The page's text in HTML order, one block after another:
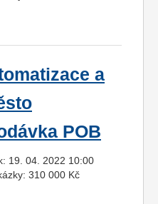
a
POB
19. 04. 2022 10:00
310 000 Kč